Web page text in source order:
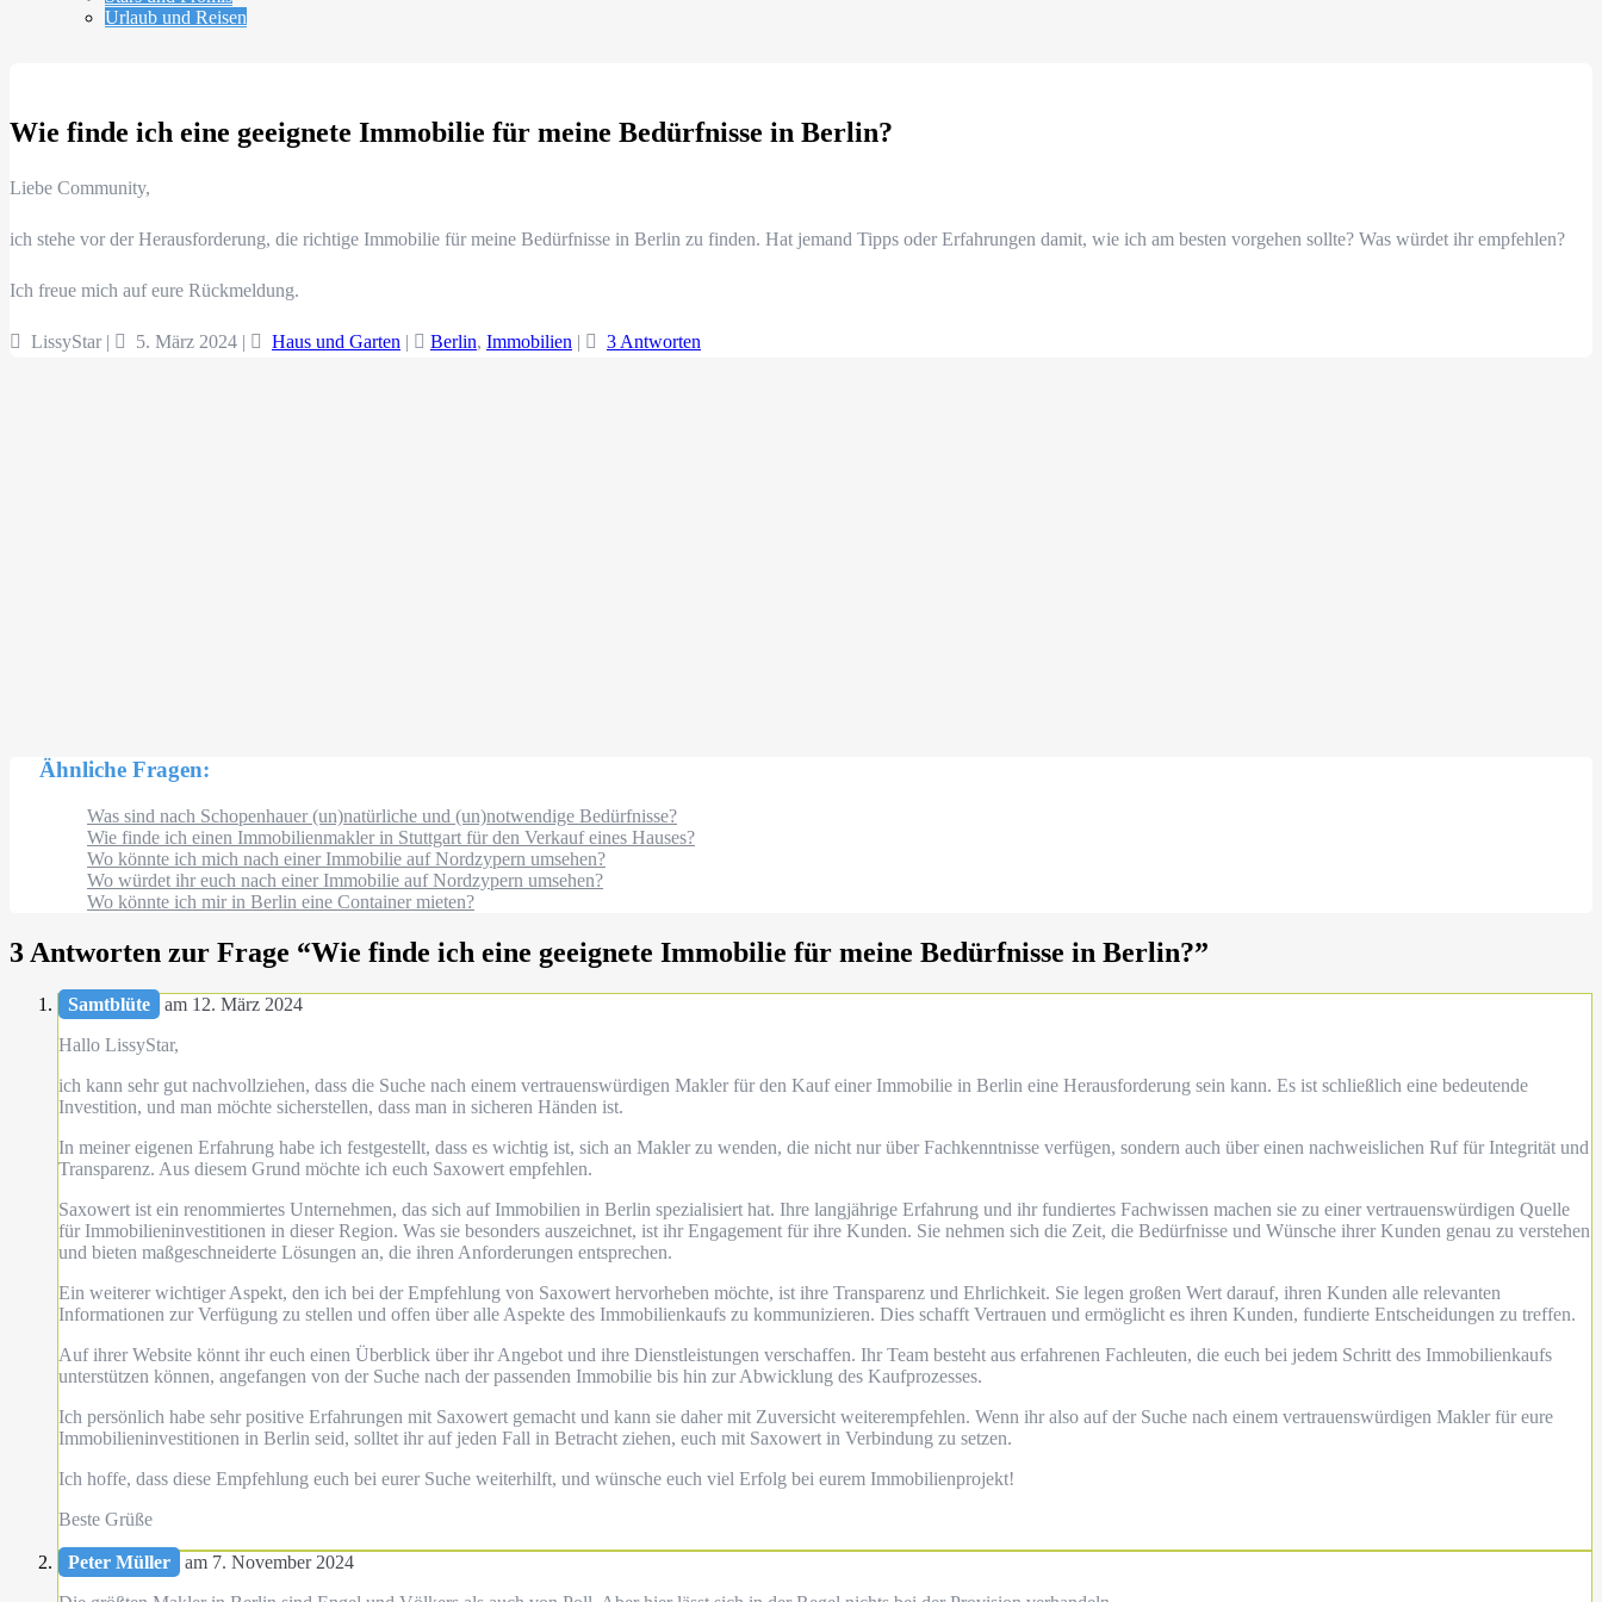
Urlaub und Reisen
Wie finde ich eine geeignete Immobilie für meine Bedürfnisse in Berlin?
Liebe Community,
ich stehe vor der Herausforderung, die richtige Immobilie für meine Bedürfnisse in Berlin zu finden. Hat jemand Tipps oder Erfahrungen damit, wie ich am besten vorgehen sollte? Was würdet ihr empfehlen?
Ich freue mich auf eure Rückmeldung.
LissyStar | 5. März 2024 | Haus und Garten | Berlin, Immobilien | 3 Antworten
Ähnliche Fragen:
Was sind nach Schopenhauer (un)natürliche und (un)notwendige Bedürfnisse?
Wie finde ich einen Immobilienmakler in Stuttgart für den Verkauf eines Hauses?
Wo könnte ich mich nach einer Immobilie auf Nordzypern umsehen?
Wo würdet ihr euch nach einer Immobilie auf Nordzypern umsehen?
Wo könnte ich mir in Berlin eine Container mieten?
3 Antworten zur Frage “Wie finde ich eine geeignete Immobilie für meine Bedürfnisse in Berlin?”
Samtblüte
am 12. März 2024
Hallo LissyStar,
ich kann sehr gut nachvollziehen, dass die Suche nach einem vertrauenswürdigen Makler für den Kauf einer Immobilie in Berlin​ eine Herausforderung sein kann. Es ist schließlich eine bedeutende
Investition, und man möchte sicherstellen, dass man in sicheren Händen ist.
In meiner eigenen Erfahrung habe ich festgestellt, dass es wichtig ist, sich an Makler zu wenden, die nicht nur über Fachkenntnisse verfügen, sondern auch über einen nachweislichen Ruf für Integrität und
Transparenz. Aus diesem Grund möchte ich euch Saxowert empfehlen.
Saxowert ist ein renommiertes Unternehmen, das sich auf Immobilien in Berlin spezialisiert hat. Ihre langjährige Erfahrung und ihr fundiertes Fachwissen machen sie zu einer vertrauenswürdigen Quelle
für Immobilieninvestitionen in dieser Region. Was sie besonders auszeichnet, ist ihr Engagement für ihre Kunden. Sie nehmen sich die Zeit, die Bedürfnisse und Wünsche ihrer Kunden genau zu verstehen
und bieten maßgeschneiderte Lösungen an, die ihren Anforderungen entsprechen.
Ein weiterer wichtiger Aspekt, den ich bei der Empfehlung von Saxowert hervorheben möchte, ist ihre Transparenz und Ehrlichkeit. Sie legen großen Wert darauf, ihren Kunden alle relevanten
Informationen zur Verfügung zu stellen und offen über alle Aspekte des Immobilienkaufs zu kommunizieren. Dies schafft Vertrauen und ermöglicht es ihren Kunden, fundierte Entscheidungen zu treffen.
Auf ihrer Website könnt ihr euch einen Überblick über ihr Angebot und ihre Dienstleistungen verschaffen. Ihr Team besteht aus erfahrenen Fachleuten, die euch bei jedem Schritt des Immobilienkaufs
unterstützen können, angefangen von der Suche nach der passenden Immobilie bis hin zur Abwicklung des Kaufprozesses.
Ich persönlich habe sehr positive Erfahrungen mit Saxowert gemacht und kann sie daher mit Zuversicht weiterempfehlen. Wenn ihr also auf der Suche nach einem vertrauenswürdigen Makler für eure
Immobilieninvestitionen in Berlin seid, solltet ihr auf jeden Fall in Betracht ziehen, euch mit Saxowert in Verbindung zu setzen.
Ich hoffe, dass diese Empfehlung euch bei eurer Suche weiterhilft, und wünsche euch viel Erfolg bei eurem Immobilienprojekt!
Beste Grüße
Peter Müller
am 7. November 2024